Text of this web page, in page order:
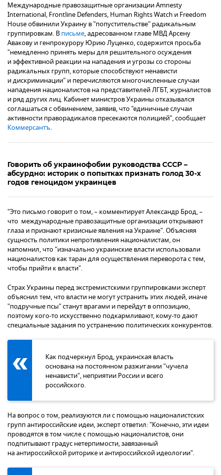
Международные правозащитные организации Amnesty
International, Frontline Defenders, Human Rights Watch и Freedom
House обвинили Украину в "попустительстве" радикальным
группировкам. В письме, адресованном главе МВД Арсену
Авакову и генпрокурору Юрию Луценко, содержится просьба
"немедленно принять меры для решительного осуждения
и эффективной реакции на нападения и угрозы со стороны
радикальных групп, которые способствуют ненависти
и дискриминации" и перечисляются многочисленные случаи
нападения националистов на представителей ЛГБТ, журналистов
и ряд других лиц. Кабинет министров Украины отказывался
соглашаться с обвинением, заявив, что "единичные случаи
активности праворадикалов пресекаются полицией", сообщает
Коммерсантъ.
Говорить об украинофобии руководства СССР –
абсурдно: историк о попытках признать голод 30-х
годов геноцидом украинцев
"Это письмо говорит о том, – комментирует Александр Брод, –
что международные правозащитные организации открывают
глаза и признают кризисные явления на Украине". Объясняя
сущность политики непротивления националистам, он
напомнил, что "изначально украинские власти использовали
националистов как таран для осуществления переворота с тем,
чтобы прийти к власти".
Страх Украины перед экстремистскими группировками эксперт
объяснил тем, что власти не могут устранить этих людей, иначе
"подручные псы" станут врагами и перейдут в оппозицию,
поэтому кого-то искусственно подкармливают, кому-то дают
специальные задания по устранению политических конкурентов.
Как подчеркнул Брод, украинская власть
основана на постоянном разжигании "чучела
ненависти", неприятии России и всего
российского.
На вопрос о том, реализуются ли с помощью националистских
групп антироссийские идеи, эксперт ответил: "Конечно, эти идеи
проводятся в том числе с помощью националистов, они
подпитывают градус нетерпимости, завязанный
на антироссийской риторике и антироссийской идеологии".